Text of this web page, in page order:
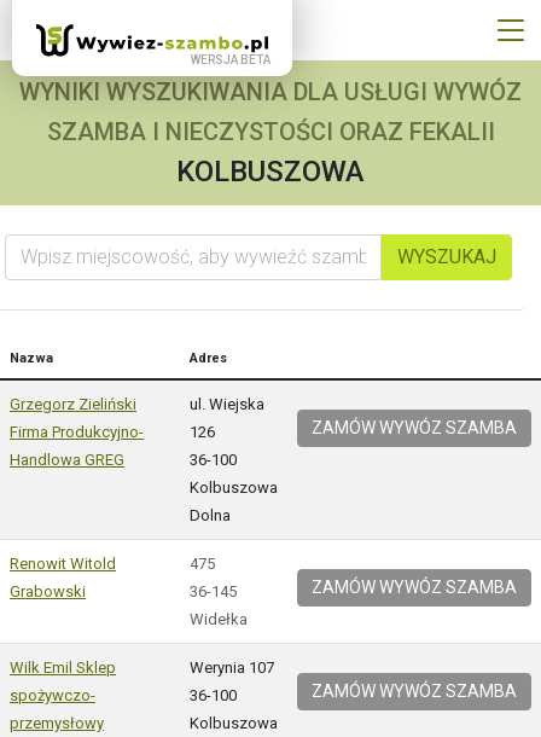
WYNIKI WYSZUKIWANIA DLA USŁUGI WYWÓZ
SZAMBA I NIECZYSTOŚCI ORAZ FEKALII
KOLBUSZOWA
Wpisz miejscowość, aby wywieźć szambo
WYSZUKAJ
Nazwa Adres
Grzegorz Zieliński
Firma Produkcyjno-
Handlowa GREG
ul. Wiejska
126
36-100
Kolbuszowa
Dolna
ZAMÓW WYWÓZ SZAMBA
Renowit Witold
Grabowski
475
36-145
Widełka
ZAMÓW WYWÓZ SZAMBA
Wilk Emil Sklep
spożywczo-
przemysłowy
Werynia 107
36-100
Kolbuszowa
ZAMÓW WYWÓZ SZAMBA